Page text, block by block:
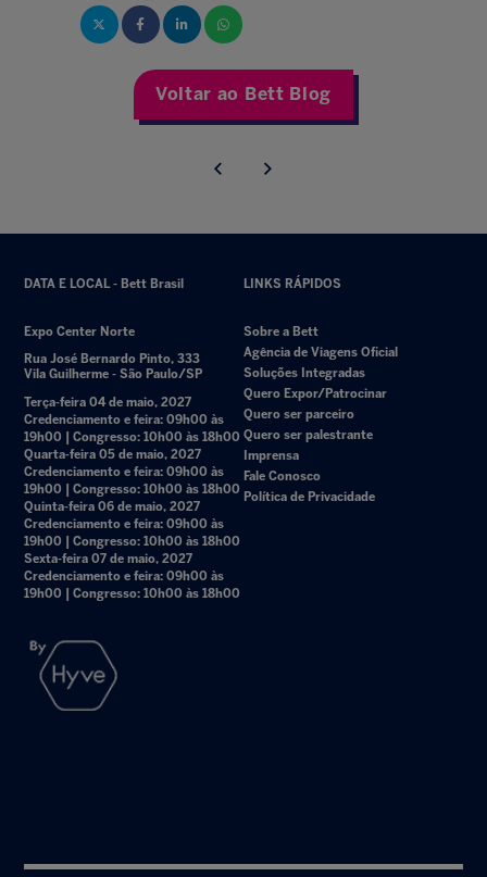
Voltar ao Bett Blog
DATA E LOCAL - Bett Brasil
Expo Center Norte
Rua José Bernardo Pinto, 333
Vila Guilherme - São Paulo/SP
Terça-feira 04 de maio, 2027
Credenciamento e feira: 09h00 às
19h00 | Congresso: 10h00 às 18h00
Quarta-feira 05 de maio, 2027
Credenciamento e feira: 09h00 às
19h00 | Congresso: 10h00 às 18h00
Quinta-feira 06 de maio, 2027
Credenciamento e feira: 09h00 às
19h00 | Congresso: 10h00 às 18h00
Sexta-feira 07 de maio, 2027
Credenciamento e feira: 09h00 às
19h00 | Congresso: 10h00 às 18h00
LINKS RÁPIDOS
Sobre a Bett
Agência de Viagens Oficial
Soluções Integradas
Quero Expor/Patrocinar
Quero ser parceiro
Quero ser palestrante
Imprensa
Fale Conosco
Política de Privacidade